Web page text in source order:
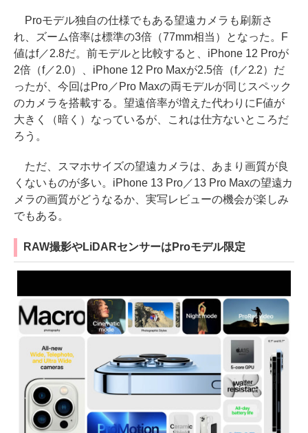
Proモデル独自の仕様でもある望遠カメラも刷新さ
れ、ズーム倍率は標準の3倍（77mm相当）となった。F
値はf／2.8だ。前モデルと比較すると、iPhone 12 Proが
2倍（f／2.0）、iPhone 12 Pro Maxが2.5倍（f／2.2）だ
ったが、今回はPro／Pro Maxの両モデルが同じスペック
のカメラを搭載する。望遠倍率が増えた代わりにF値が
大きく（暗く）なっているが、これは仕方ないところだ
ろう。
ただ、スマホサイズの望遠カメラは、あまり画質が良
くないものが多い。iPhone 13 Pro／13 Pro Maxの望遠カ
メラの画質がどうなるか、実写レビューの機会が楽しみ
でもある。
RAW撮影やLiDARセンサーはProモデル限定